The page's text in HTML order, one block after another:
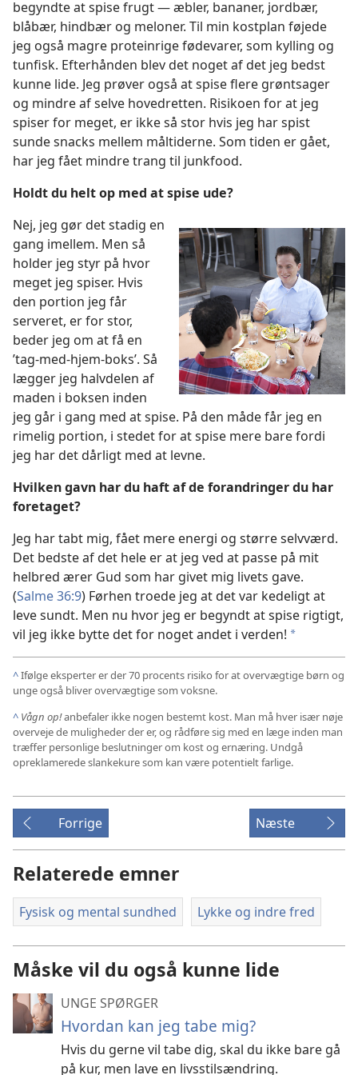
begyndte at spise frugt — æbler, bananer, jordbær,
blåbær, hindbær og meloner. Til min kostplan føjede
jeg også magre proteinrige fødevarer, som kylling og
tunfisk. Efterhånden blev det noget af det jeg bedst
kunne lide. Jeg prøver også at spise flere grøntsager
og mindre af selve hovedretten. Risikoen for at jeg
spiser for meget, er ikke så stor hvis jeg har spist
sunde snacks mellem måltiderne. Som tiden er gået,
har jeg fået mindre trang til junkfood.
Holdt du helt op med at spise ude?
Nej, jeg gør det stadig en
gang imellem. Men så
holder jeg styr på hvor
meget jeg spiser. Hvis
den portion jeg får
serveret, er for stor,
beder jeg om at få en
’tag-med-hjem-boks’. Så
lægger jeg halvdelen af
maden i boksen inden
jeg går i gang med at spise. På den måde får jeg en
rimelig portion, i stedet for at spise mere bare fordi
jeg har det dårligt med at levne.
Hvilken gavn har du haft af de forandringer du har
foretaget?
Jeg har tabt mig, fået mere energi og større selvværd.
Det bedste af det hele er at jeg ved at passe på mit
helbred ærer Gud som har givet mig livets gave.
(Salme 36:9) Førhen troede jeg at det var kedeligt at
leve sundt. Men nu hvor jeg er begyndt at spise rigtigt,
vil jeg ikke bytte det for noget andet i verden! *
^Ifølge eksperter er der 70 procents risiko for at overvægtige børn og
unge også bliver overvægtige som voksne.
^ Vågn op!anbefaler ikke nogen bestemt kost. Man må hver især nøje
overveje de muligheder der er, og rådføre sig med en læge inden man
træffer personlige beslutninger om kost og ernæring. Undgå
opreklamerede slankekure som kan være potentielt farlige.
Forrige Næste
Relaterede emner
Fysisk og mental sundhed Lykke og indre fred
Måske vil du også kunne lide
UNGE SPØRGER
Hvordan kan jeg tabe mig?
Hvis du gerne vil tabe dig, skal du ikke bare gå
på kur, men lave en livsstilsændring.